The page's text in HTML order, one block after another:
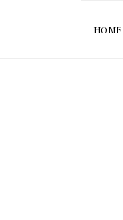
HOME